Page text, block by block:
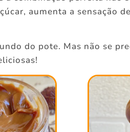
aumenta a sensação
do pote. Mas não se